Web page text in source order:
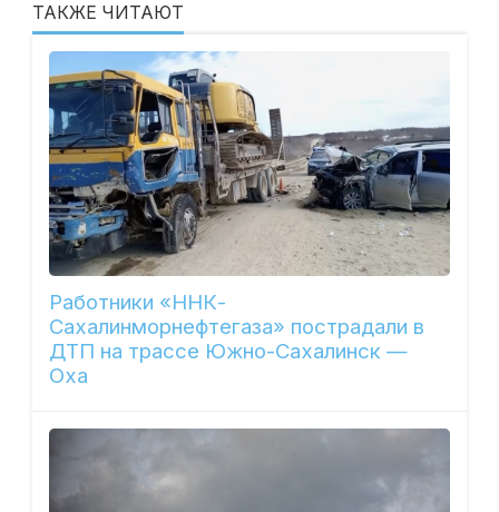
ТАКЖЕ ЧИТАЮТ
Работники «ННК-
Сахалинморнефтегаза» пострадали в
ДТП на трассе Южно-Сахалинск —
Оха